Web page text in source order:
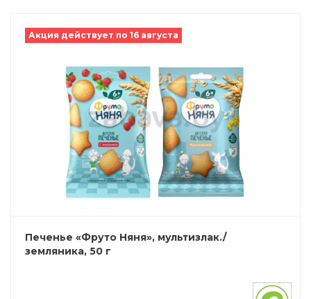
Акция действует по 16 августа
Печенье «Фруто Няня», мультизлак./
земляника, 50 г